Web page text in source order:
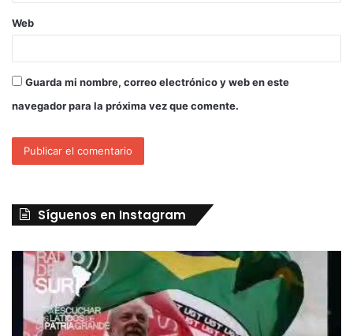
Web
Guarda mi nombre, correo electrónico y web en este
navegador para la próxima vez que comente.
Síguenos en Instagram